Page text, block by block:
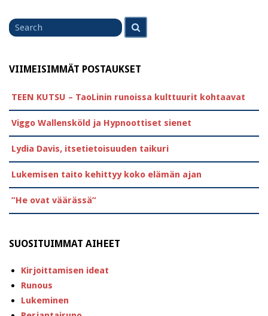
for
VIIMEISIMMÄT POSTAUKSET
TEEN KUTSU – TaoLinin runoissa kulttuurit kohtaavat
Viggo Wallensköld ja Hypnoottiset sienet
Lydia Davis, itsetietoisuuden taikuri
Lukemisen taito kehittyy koko elämän ajan
”He ovat väärässä”
SUOSITUIMMAT AIHEET
Kirjoittamisen ideat
Runous
Lukeminen